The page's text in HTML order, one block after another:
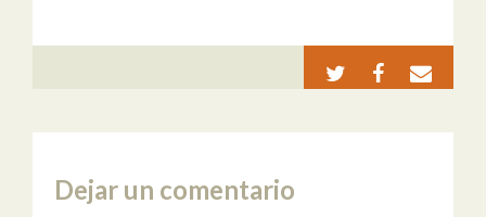
Dejar un comentario